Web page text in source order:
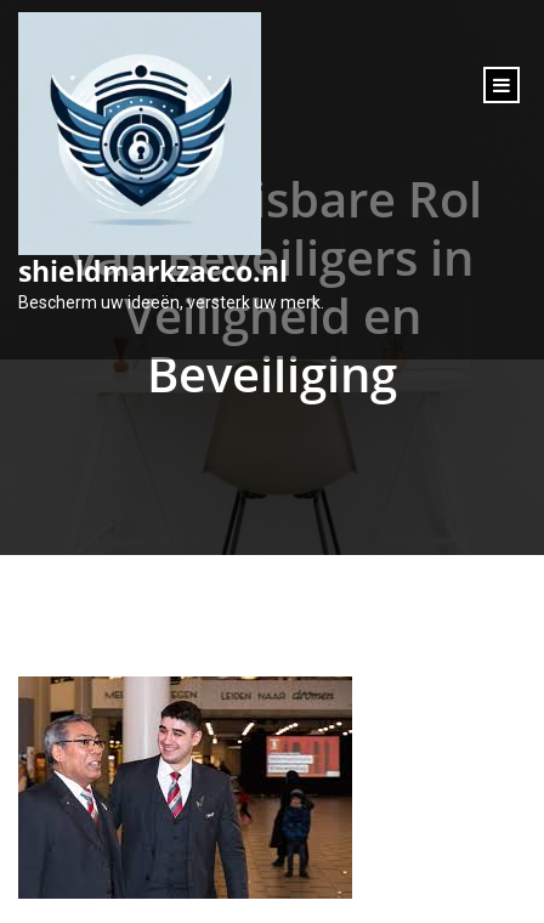
inhoud
shieldmarkzacco.nl
Bescherm uw ideeën, versterk uw merk.
De Onmisbare Rol
van Beveiligers in
Veiligheid en
Beveiliging